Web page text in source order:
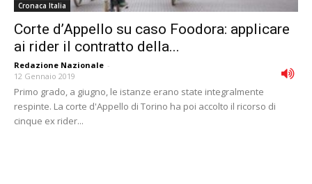
Cronaca Italia
Corte dʼAppello su caso Foodora: applicare
ai rider il contratto della...
Redazione Nazionale -
12 Gennaio 2019
Primo grado, a giugno, le istanze erano state integralmente
respinte. La corte d'Appello di Torino ha poi accolto il ricorso di
cinque ex rider...